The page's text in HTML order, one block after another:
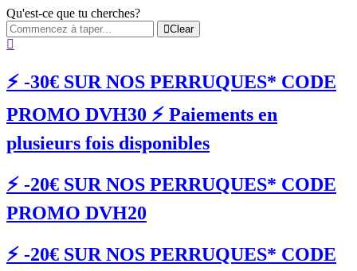
Qu'est-ce que tu cherches?
Clear
⚡️ -30€ SUR NOS PERRUQUES* CODE
PROMO DVH30 ⚡️ Paiements en
plusieurs fois disponibles
⚡️ -20€ SUR NOS PERRUQUES* CODE
PROMO DVH20
⚡️ -20€ SUR NOS PERRUQUES* CODE